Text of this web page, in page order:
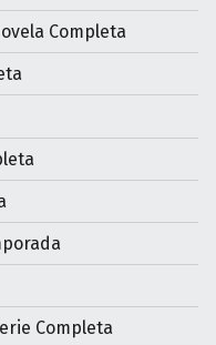
Completa
Completa